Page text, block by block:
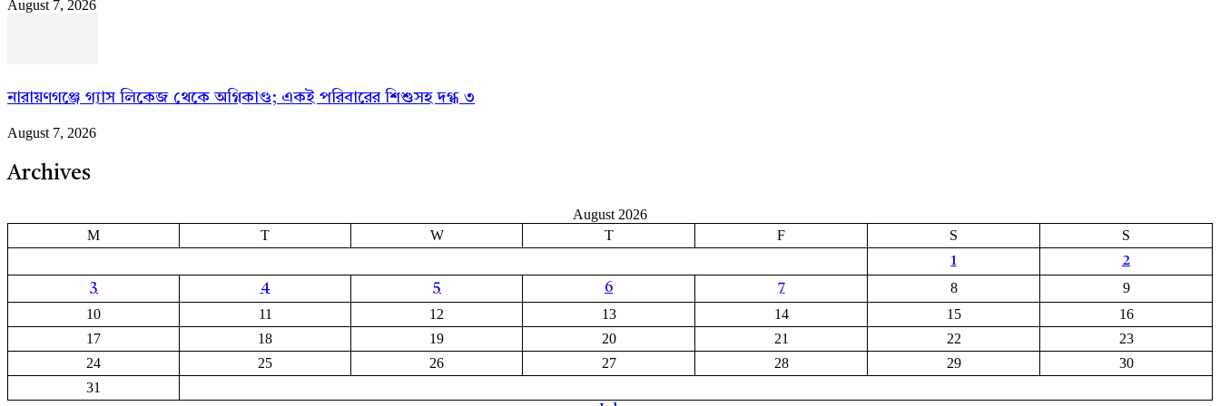
August 7, 2026
নারায়ণগঞ্জে গ্যাস লিকেজ থেকে অগ্নিকাণ্ড; একই পরিবারের শিশুসহ দগ্ধ ৩
August 7, 2026
Archives
August 2026
M
T W T F S S
1
2
3
4 5 6 7 8
9
10
11 12 13 14 15
16
17
18 19 20 21 22
23
24
25 26 27 28 29
30
31